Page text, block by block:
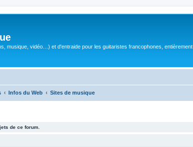
musique, vidéo…) et d'entraide pour les guitaristes francophones, entièrement
Infos du Web Sites de musique
de ce forum.